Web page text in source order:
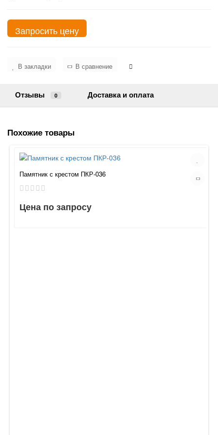
Запросить цену
В закладки В сравнение
Отзывы 0 Доставка и оплата
Похожие товары
Памятник с крестом ПКР-036
Цена по запросу